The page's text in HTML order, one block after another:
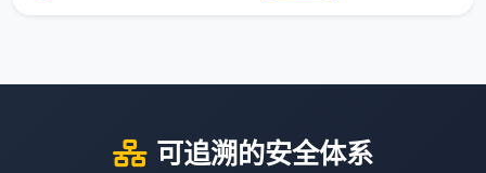
可追溯的安全体系